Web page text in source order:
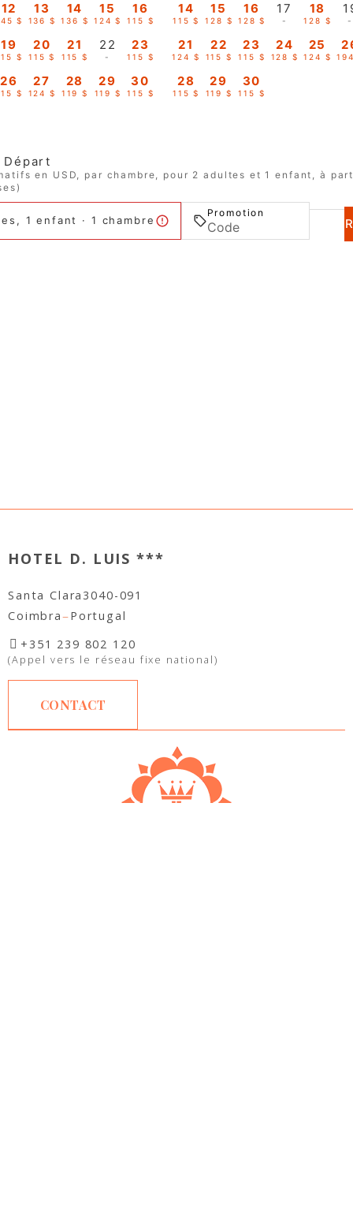
12
$
13
136 $
14
136 $
15
124 $
16
115 $
19
$
20
115 $
21
115 $
22
-
23
115 $
26
$
27
124 $
28
119 $
29
119 $
30
115 $
14
115 $
15
128 $
16
128 $
17
-
18
128 $ -
21
124 $
22
115 $
23
115 $
24
128 $
25
124 $
28
115 $
29
119 $
30
115 $
Départ
en USD, par chambre, pour 2 adultes et 1 enfant, à
1 enfant · 1 chambre
Promotion
geral@hoteldluis.pt